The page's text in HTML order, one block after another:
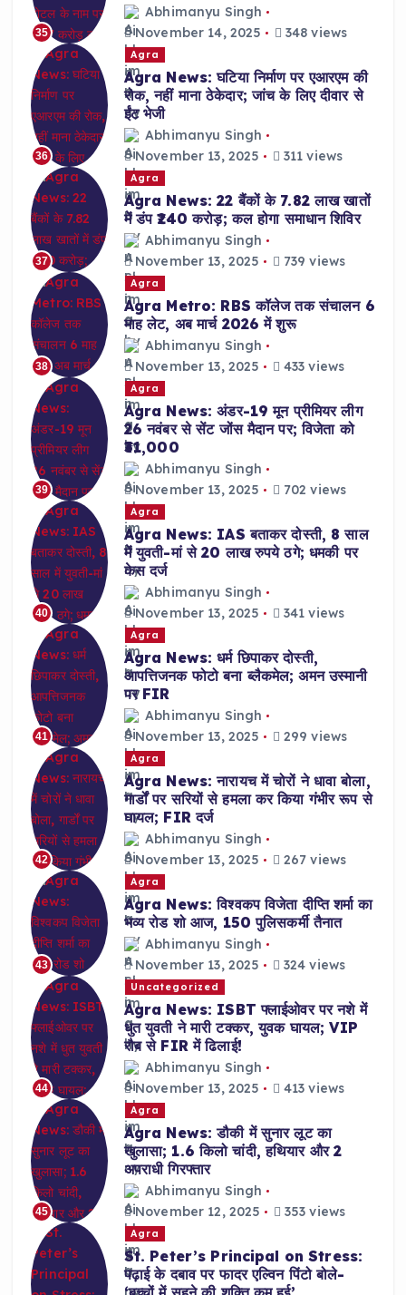
35
Abhimanyu Singh
November 14, 2025
348 views
36
Agra
Agra News: घटिया निर्माण पर एआरएम की
रोक, नहीं माना ठेकेदार; जांच के लिए दीवार से
ईंट भेजी
Abhimanyu Singh
November 13, 2025
311 views
37
Agra
Agra News: 22 बैंकों के 7.82 लाख खातों
में डंप ₹240 करोड़; कल होगा समाधान शिविर
Abhimanyu Singh
November 13, 2025
739 views
38
Agra
Agra Metro: RBS कॉलेज तक संचालन 6
माह लेट, अब मार्च 2026 में शुरू
Abhimanyu Singh
November 13, 2025
433 views
39
Agra
Agra News: अंडर-19 मून प्रीमियर लीग
26 नवंबर से सेंट जोंस मैदान पर; विजेता को
₹31,000
Abhimanyu Singh
November 13, 2025
702 views
40
Agra
Agra News: IAS बताकर दोस्ती, 8 साल
में युवती-मां से 20 लाख रुपये ठगे; धमकी पर
केस दर्ज
Abhimanyu Singh
November 13, 2025
341 views
41
Agra
Agra News: धर्म छिपाकर दोस्ती,
आपत्तिजनक फोटो बना ब्लैकमेल; अमन उस्मानी
पर FIR
Abhimanyu Singh
November 13, 2025
299 views
42
Agra
Agra News: नारायच में चोरों ने धावा बोला,
गार्डों पर सरियों से हमला कर किया गंभीर रूप से
घायल; FIR दर्ज
Abhimanyu Singh
November 13, 2025
267 views
43
Agra
Agra News: विश्वकप विजेता दीप्ति शर्मा का
भव्य रोड शो आज, 150 पुलिसकर्मी तैनात
Abhimanyu Singh
November 13, 2025
324 views
44
Uncategorized
Agra News: ISBT फ्लाईओवर पर नशे में
धुत युवती ने मारी टक्कर, युवक घायल; VIP
रौब से FIR में ढिलाई!
Abhimanyu Singh
November 13, 2025
413 views
45
Agra
Agra News: डौकी में सुनार लूट का
खुलासा; 1.6 किलो चांदी, हथियार और 2
अपराधी गिरफ्तार
Abhimanyu Singh
November 12, 2025
353 views
Agra
St. Peter’s Principal on Stress:
पढ़ाई के दबाव पर फादर एल्विन पिंटो बोले-